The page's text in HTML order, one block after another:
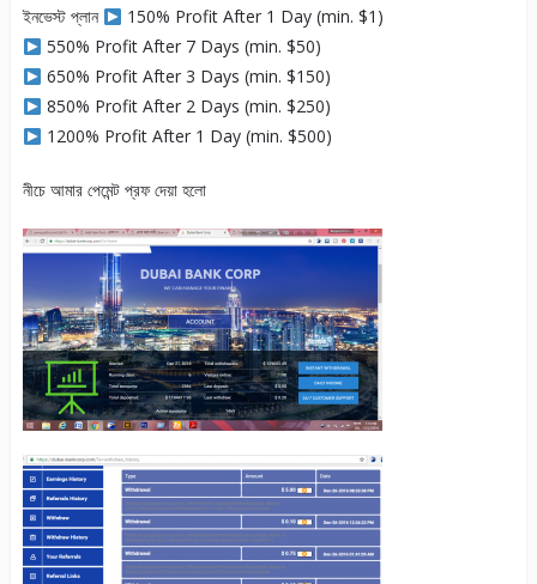
ইনভেস্ট প্লান
150% Profit After 1 Day (min. $1)
550% Profit After 7 Days (min. $50)
650% Profit After 3 Days (min. $150)
850% Profit After 2 Days (min. $250)
1200% Profit After 1 Day (min. $500)
নীচে আমার পেমেন্ট প্রফ দেয়া হলো